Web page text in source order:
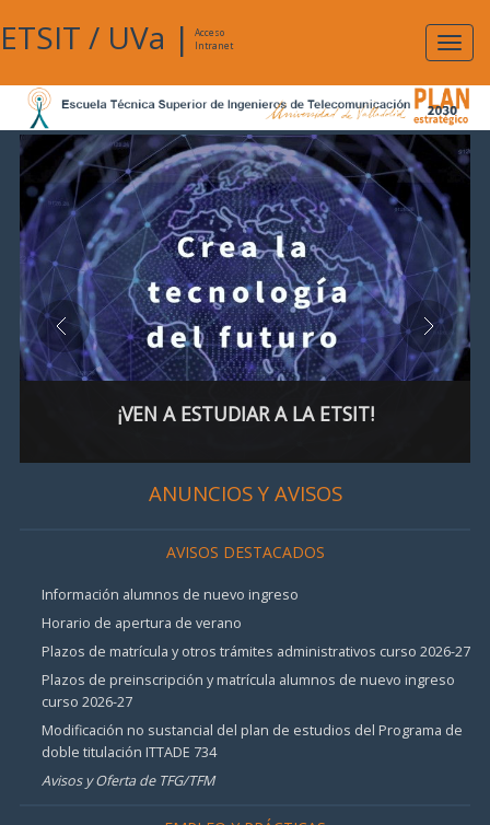
ETSIT / UVa |
Acceso
Intranet
¡VEN A ESTUDIAR A LA ETSIT!
ANUNCIOS Y AVISOS
AVISOS DESTACADOS
Información alumnos de nuevo ingreso
Horario de apertura de verano
Plazos de matrícula y otros trámites administrativos curso 2026-27
Plazos de preinscripción y matrícula alumnos de nuevo ingreso
curso 2026-27
Modificación no sustancial del plan de estudios del Programa de
doble titulación ITTADE 734
Avisos y Oferta de TFG/TFM